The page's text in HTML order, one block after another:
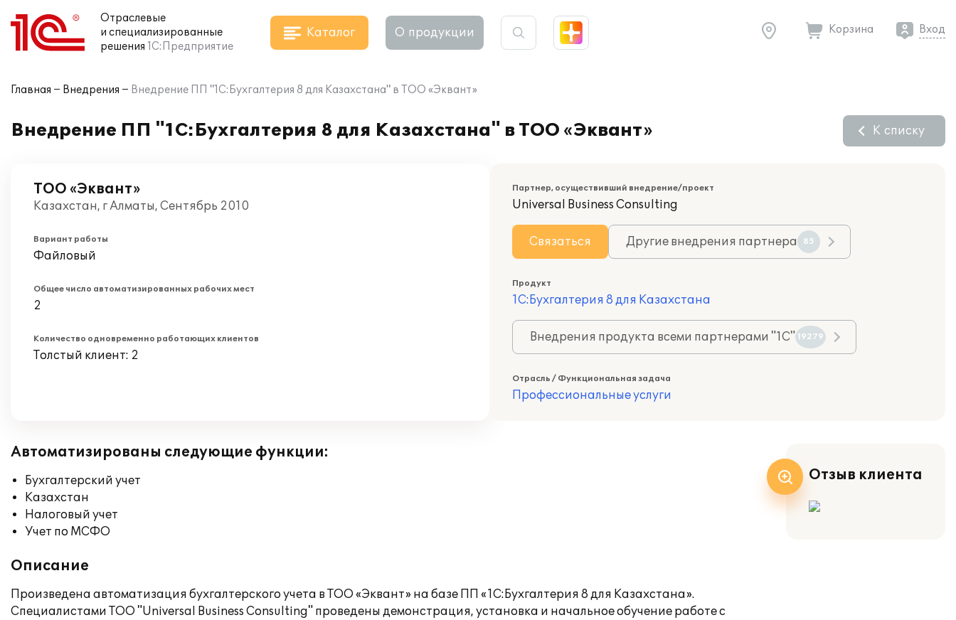
Отраслевые
и специализированные
решения 1С:Предприятие
Каталог О продукции Корзина Вход
Главная Внедрения Внедрение ПП "1С:Бухгалтерия 8 для Казахстана" в ТОО «Эквант»
Внедрение ПП "1С:Бухгалтерия 8 для Казахстана" в ТОО «Эквант» К списку
ТОО «Эквант»
Казахстан, г Алматы, Сентябрь 2010
Вариант работы
Файловый
Общее число автоматизированных рабочих мест
2
Количество одновременно работающих клиентов
Толстый клиент: 2
Партнер, осуществивший внедрение/проект
Universal Business Consulting
Связаться Другие внедрения партнера 85
Продукт
1С:Бухгалтерия 8 для Казахстана
Внедрения продукта всеми партнерами "1С" 19279
Отрасль / Функциональная задача
Профессиональные услуги
Автоматизированы следующие функции:
Бухгалтерский учет
Казахстан
Налоговый учет
Учет по МСФО
Описание
Произведена автоматизация бухгалтерского учета в ТОО «Эквант» на базе ПП «1С:Бухгалтерия 8 для Казахстана».
Специалистами ТОО "Universal Business Consulting" проведены демонстрация, установка и начальное обучение работе с
Отзыв клиента